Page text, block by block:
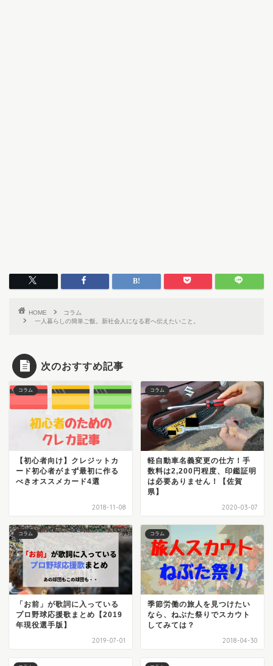
HOME
コラム
一人暮らしの簡単ご飯。新社会人になる君へ伝えたいこと。
次のおすすめ記事
コラム
【初心者向け】クレジットカ
ード初心者がまず最初に作る
べきオススメカード4選
2018-11-08
コラム
軽自動車名義変更の仕方！手
数料は2,200円程度、印鑑証明
は必要ありません！【佐賀
県】
2020-03-07
コラム
「お前」が歌詞に入っている
プロ野球応援歌まとめ【2019
年現役選手版】
2019-07-01
コラム
季節労働の旅人を見つけたい
なら、ねぶた祭りでスカウト
してみては？
2018-04-30